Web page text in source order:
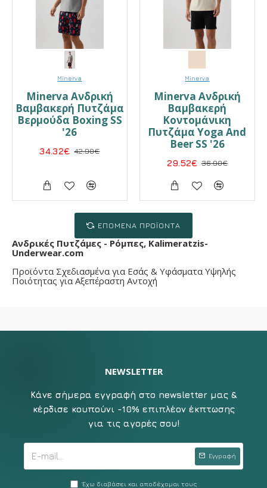
Minerva
Minerva Ανδρική
Βαμβακερή Πυτζάμα
Βερμούδα Boxing SS
'26
34.32€ 42.90€
Minerva
Minerva Ανδρική
Βαμβακερή
Κοντομάνικη
Πυτζάμα Yoga And
Beer SS '26
29.52€ 36.90€
ΕΠΌΜΕΝΑ ΠΡΟΪΌΝΤΑ
Ανδρικές Πυτζάμες - Ρόμπες, Kalimeratzis-
Underwear.com
Προϊόντα Σχεδιασμένα για Εσάς & Υφάσματα Υψηλής
Ποιότητας για Αξεπέραστη Αντοχή
NEWSLETTER
Κάνε σήμερα εγγραφή στο newsletter μας &
κέρδισε κουπούνι -10% επιπλέον έκπτωσης
για τις αγορές σου!
Εγγραφή
Έχω διαβάσει και αποδέχομαι τους